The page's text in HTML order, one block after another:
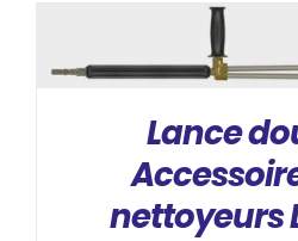
Lance
nettoyeurs